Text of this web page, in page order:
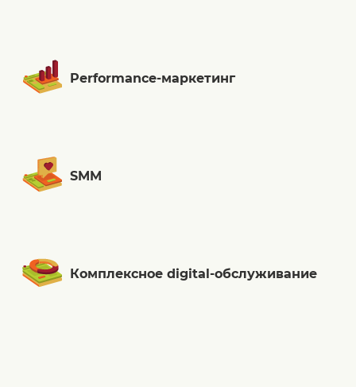
Performance-маркетинг
SMM
Комплексное digital-обслуживание